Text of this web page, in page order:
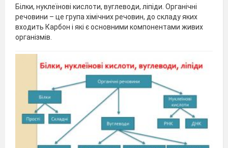
Білки, нуклеїнові кислоти, вуглеводи, ліпіди. Органічні
речовини – це група хімічних речовин, до складу яких
входить Карбон і які є основними компонентами живих
організмів.